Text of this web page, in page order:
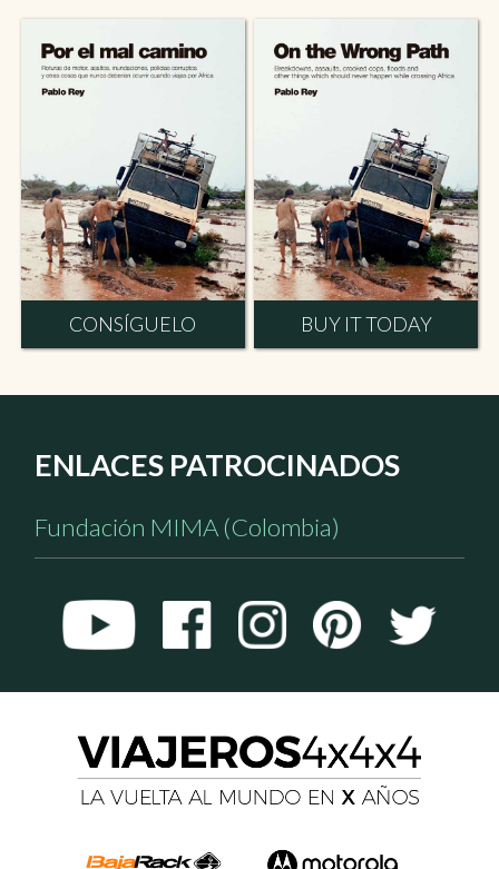
CONSÍGUELO BUY IT TODAY
ENLACES PATROCINADOS
Fundación MIMA (Colombia)